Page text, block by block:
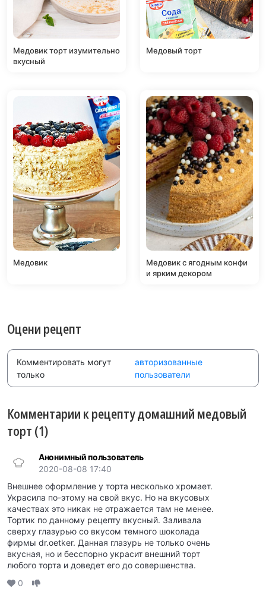
Медовик торт изумительно
вкусный
Медовый торт
Медовик
Медовик с ягодным конфи
и ярким декором
Оцени рецепт
Комментировать могут
только
авторизованные
пользователи
Комментарии к рецепту домашний медовый
торт (1)
Анонимный пользователь
2020-08-08 17:40
Внешнее оформление у торта несколько хромает.
Украсила по-этому на свой вкус. Но на вкусовых
качествах это никак не отражается там не менее.
Тортик по данному рецепту вкусный. Заливала
сверху глазурью со вкусом темного шоколада
фирмы dr.oetker. Данная глазурь не только очень
вкусная, но и бесспорно украсит внешний торт
любого торта и доведет его до совершенства.
0